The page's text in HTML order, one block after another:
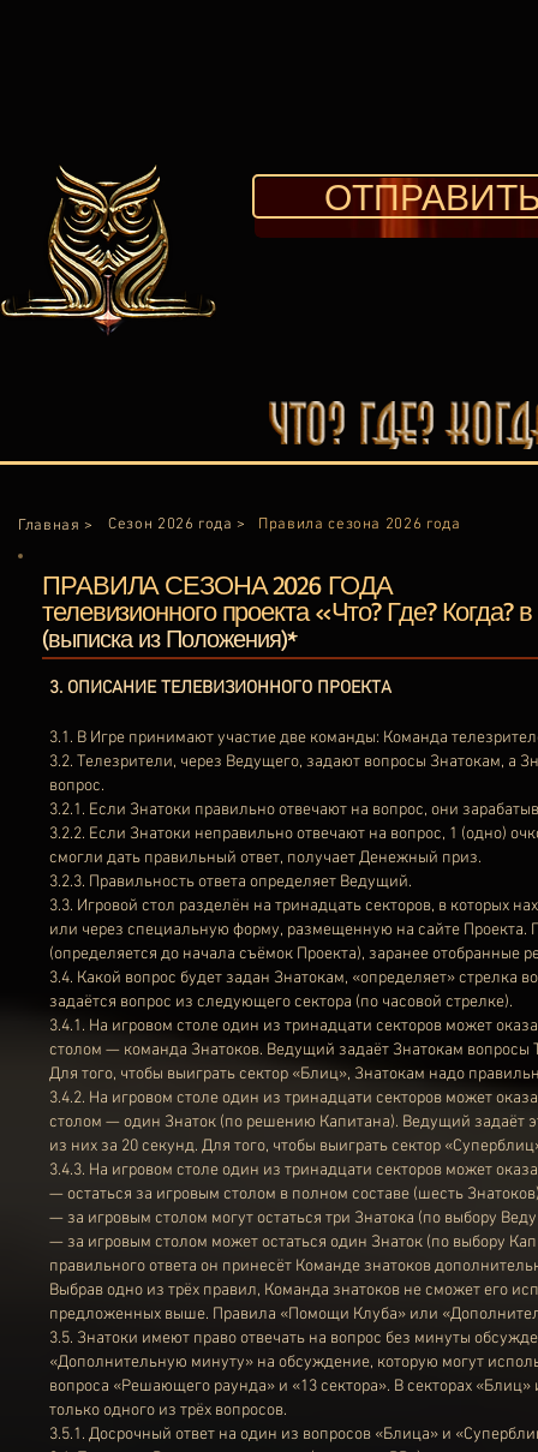
Главная > Сезон 2026 года > Правила сезона 2026 года
ПРАВИЛА СЕЗОНА 2026 ГОДА
телевизионного проекта «Что? Где? Когда?
(выписка из Положения)*
3. ОПИСАНИЕ ТЕЛЕВИЗИОННОГО ПРОЕКТА
3.1. В Игре принимают участие две команды: Команда
3.2. Телезрители, через Ведущего, задают вопросы Знатокам, а
вопрос.
3.2.1. Если Знатоки правильно отвечают на вопрос, они
3.2.2. Если Знатоки неправильно отвечают на вопрос, 1 (одно)
смогли дать правильный ответ, получает Денежный приз.
3.2.3. Правильность ответа определяет Ведущий.
3.3. Игровой стол разделён на тринадцать секторов, в которых
или через специальную форму, размещенную на сайте Проекта.
(определяется до начала съёмок Проекта), заранее
3.4. Какой вопрос будет задан Знатокам, «определяет» стрелка
задаётся вопрос из следующего сектора (по часовой стрелке).
3.4.1. На игровом столе один из тринадцати секторов может
столом — команда Знатоков. Ведущий задаёт Знатокам
Для того, чтобы выиграть сектор «Блиц», Знатокам надо
3.4.2. На игровом столе один из тринадцати секторов может
столом — один Знаток (по решению Капитана). Ведущий задаёт
из них за 20 секунд. Для того, чтобы выиграть сектор
3.4.3. На игровом столе один из тринадцати секторов может
— остаться за игровым столом в полном составе (шесть
— за игровым столом могут остаться три Знатока (по выбору
— за игровым столом может остаться один Знаток (по выбору
правильного ответа он принесёт Команде знатоков
Выбрав одно из трёх правил, Команда знатоков не сможет его
предложенных выше. Правила «Помощи Клуба» или
3.5. Знатоки имеют право отвечать на вопрос без минуты
«Дополнительную минуту» на обсуждение, которую могут
вопроса «Решающего раунда» и «13 сектора». В секторах
только одного из трёх вопросов.
3.5.1. Досрочный ответ на один из вопросов «Блица» и